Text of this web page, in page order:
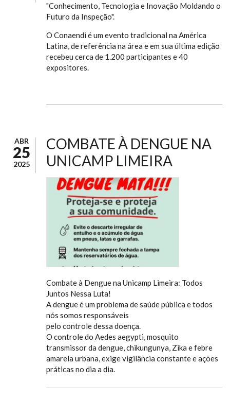
"Conhecimento, Tecnologia e Inovação Moldando o
Futuro da Inspeção".
O Conaendi é um evento tradicional na América
Latina, de referência na área e em sua última edição
recebeu cerca de 1.200 participantes e 40
expositores.
ABR
25
2025
COMBATE À DENGUE NA
UNICAMP LIMEIRA
Combate à Dengue na Unicamp Limeira: Todos
Juntos Nessa Luta!
A dengue é um problema de saúde pública e todos
nós somos responsáveis
pelo controle dessa doença.
O controle do Aedes aegypti, mosquito
transmissor da dengue, chikungunya, Zika e febre
amarela urbana, exige vigilância constante e ações
práticas no dia a dia.